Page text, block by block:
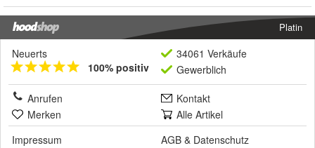
Platin
Neuerts
100% positiv
34061 Verkäufe
Gewerblich
Anrufen
Kontakt
Merken
Alle Artikel
Impressum
AGB & Datenschutz